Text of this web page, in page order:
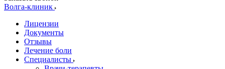
Волга-клиник
Лицензии
Документы
Отзывы
Лечение боли
Специалисты